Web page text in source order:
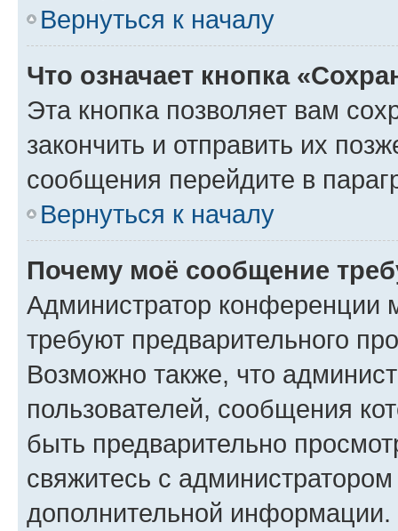
Вернуться к началу
Что означает кнопка
Эта кнопка позволяет вам
закончить и отправить их
сообщения перейдите в
Вернуться к началу
Почему моё сообщение
Администратор конференции
требуют предварительного
Возможно также, что
пользователей, сообщения
быть предварительно
свяжитесь с
дополнительной информации.